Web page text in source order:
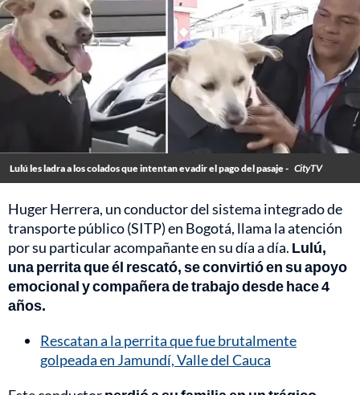
Lulú les ladra a los colados que intentan evadir el pago del pasaje - CityTV
Huger Herrera, un conductor del sistema integrado de
transporte público (SITP) en Bogotá, llama la atención
por su particular acompañante en su día a día. Lulú,
una perrita que él rescató, se convirtió en su apoyo
emocional y compañera de trabajo desde hace 4
años.
Rescatan a la perrita que fue brutalmente
golpeada en Jamundí, Valle del Cauca